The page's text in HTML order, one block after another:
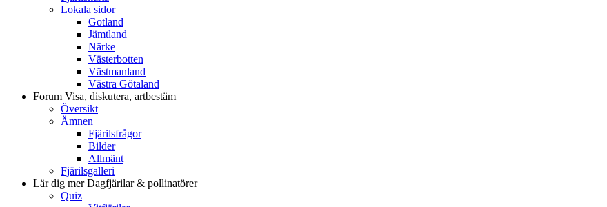
Lokala sidor
Gotland
Jämtland
Närke
Västerbotten
Västmanland
Västra Götaland
Forum Visa, diskutera, artbestäm
Översikt
Ämnen
Fjärilsfrågor
Bilder
Allmänt
Fjärilsgalleri
Lär dig merDagfjärilar & pollinatörer
Quiz